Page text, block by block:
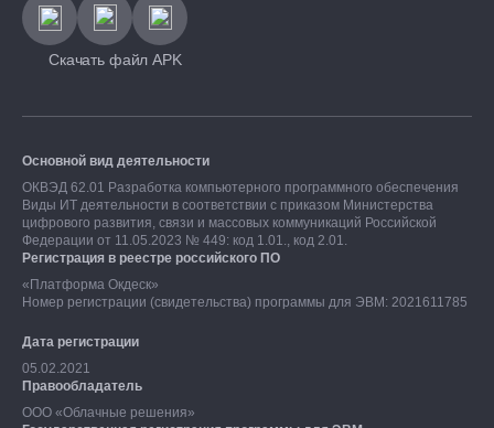
Скачать файл APK
Основной вид деятельности
ОКВЭД 62.01 Разработка компьютерного программного обеспечения
Виды ИТ деятельности в соответствии с приказом Министерства
цифрового развития, связи и массовых коммуникаций Российской
Федерации от 11.05.2023 № 449: код 1.01., код 2.01.
Регистрация в реестре российского ПО
«Платформа Окдеск»
Номер регистрации (свидетельства) программы для ЭВМ: 2021611785
Дата регистрации
05.02.2021
Правообладатель
ООО «Облачные решения»